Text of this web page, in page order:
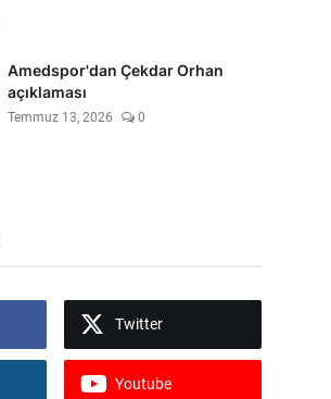
Amedspor'dan Çekdar Orhan
açıklaması
Temmuz 13, 2026 0
Twitter
Youtube